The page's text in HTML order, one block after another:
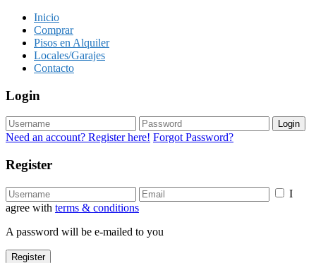
Inicio
Comprar
Pisos en Alquiler
Locales/Garajes
Contacto
Login
Login
Need an account? Register here! Forgot Password?
Register
I
agree with terms & conditions
A password will be e-mailed to you
Register